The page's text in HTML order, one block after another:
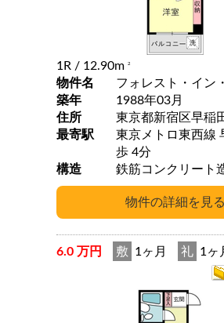
1R / 12.90m 2
物件名
フォレスト・イン
築年
1988年03月
住所
東京都新宿区早稲
最寄駅
東京メトロ東西線 早稲
歩 4分
構造
鉄筋コンクリート
6.0 万円 敷 1ヶ月 礼 1ヶ